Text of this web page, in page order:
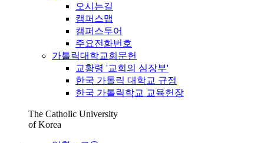
오시는길
캠퍼스맵
캠퍼스투어
주요전화번호
가톨릭대학교회문헌
교황령 '교회의 심장부'
한국 가톨릭 대학교 규정
한국 가톨릭학교 교육헌장
The Catholic University
of Korea